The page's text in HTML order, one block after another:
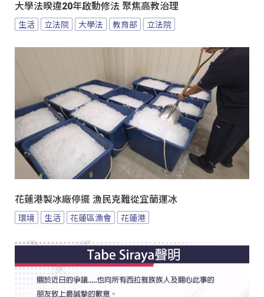
大學法暌違20年啟動修法 聚焦高教治理
生活 立法院 大學法 教育部 立法院
花蓮港製冰廠停擺 漁民克難從宜蘭運冰
環境 生活 花蓮區漁會 花蓮港